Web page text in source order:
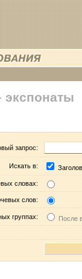
экспонаты
запрос:
Искать в:
словах:
слов:
группах: После